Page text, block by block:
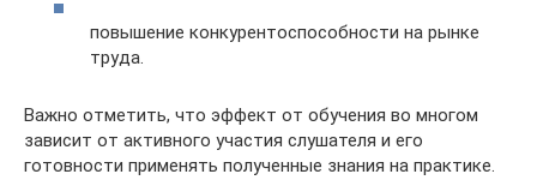
повышение конкурентоспособности на рынке
труда.
Важно отметить, что эффект от обучения во многом
зависит от активного участия слушателя и его
готовности применять полученные знания на практике.